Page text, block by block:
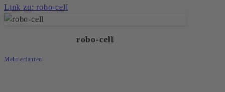
Link zu: robo-cell
robo-cell
Mehr erfahren